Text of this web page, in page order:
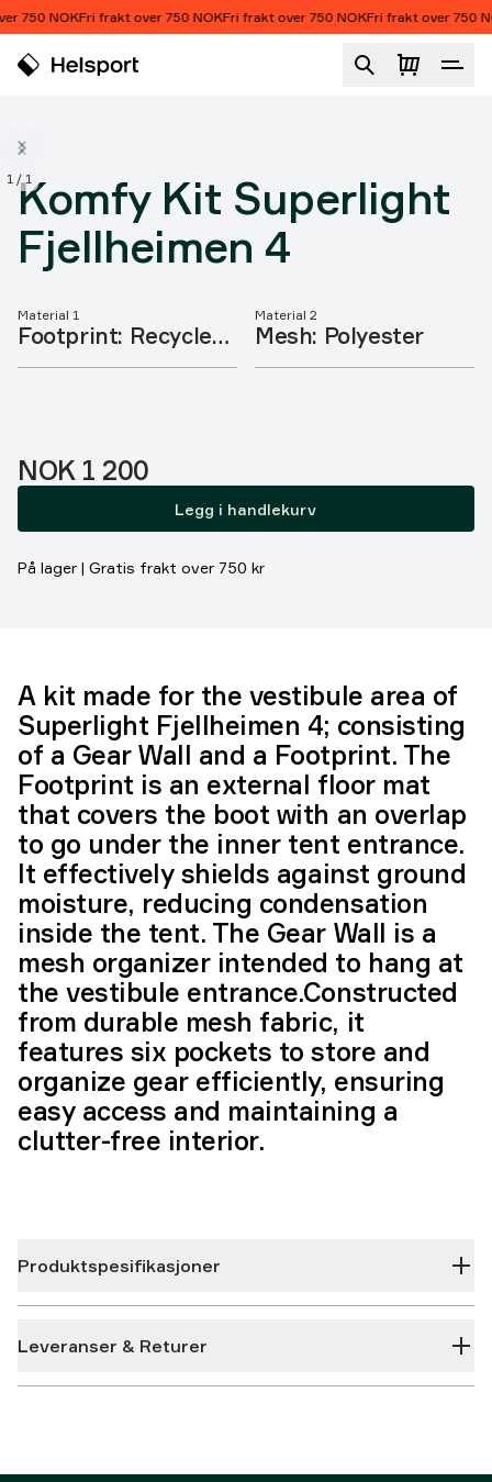
Hopp til innhold
750 NOKFri frakt over 750 NOKFri frakt over 750 NOKFri frakt over 750
1 /1
Komfy Kit Superlight
Fjellheimen 4
Produktegenskaper
Material 1
Footprint: Recycled
N40D sil/pu, C0
Material 2
Mesh: Polyester
Pris:
NOK 1 200
Legg i handlekurv
På lager | Gratis frakt over 750 kr
A kit made for the vestibule area of
Superlight Fjellheimen 4; consisting
of a Gear Wall and a Footprint. The
Footprint is an external floor mat
that covers the boot with an overlap
to go under the inner tent entrance.
It effectively shields against ground
moisture, reducing condensation
inside the tent. The Gear Wall is a
mesh organizer intended to hang at
the vestibule entrance.Constructed
from durable mesh fabric, it
features six pockets to store and
organize gear efficiently, ensuring
easy access and maintaining a
clutter-free interior.
Produktspesifikasjoner
Leveranser & Returer